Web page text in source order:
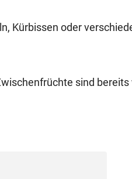
Kürbissen oder
sind